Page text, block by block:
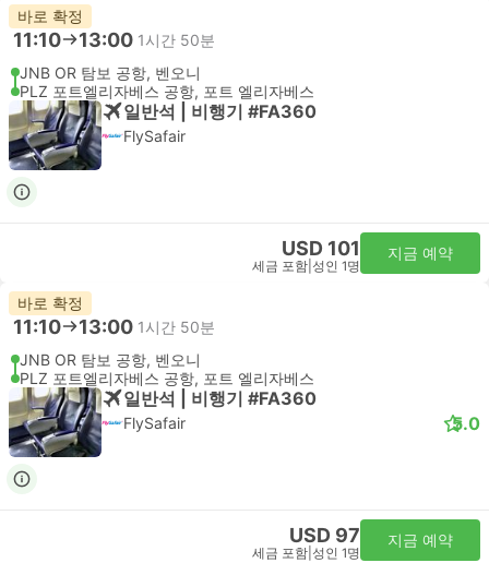
바로 확정
11:10 13:00 1시간 50분
JNB OR 탐보 공항, 벤오니
PLZ 포트엘리자베스 공항, 포트 엘리자베스
일반석 | 비행기 #FA360
FlySafair
USD 101
세금 포함 성인 1명
지금 예약
바로 확정
11:10 13:00 1시간 50분
JNB OR 탐보 공항, 벤오니
PLZ 포트엘리자베스 공항, 포트 엘리자베스
일반석 | 비행기 #FA360
FlySafair 5.0
USD 97
세금 포함 성인 1명
지금 예약